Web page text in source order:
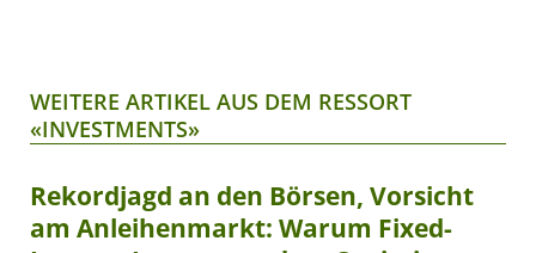
WEITERE ARTIKEL AUS DEM RESSORT
«INVESTMENTS»
Rekordjagd an den Börsen, Vorsicht
am Anleihenmarkt: Warum Fixed-